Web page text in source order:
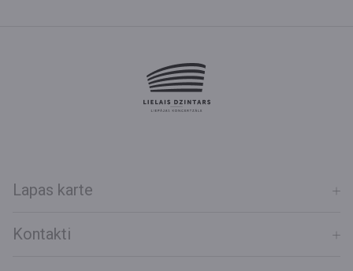
Lapas karte
Kontakti